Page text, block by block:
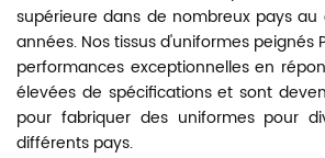
supérieure dans de nombreux pays au
années. Nos tissus d'uniformes peignés
performances exceptionnelles en
élevées de spécifications et sont
pour fabriquer des uniformes pour
différents pays.